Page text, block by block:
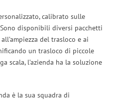
calibrato sulle
disponibili diversi pacchetti
del trasloco e ai
un trasloco di piccole
scala, l’azienda ha la soluzione
è la sua squadra di